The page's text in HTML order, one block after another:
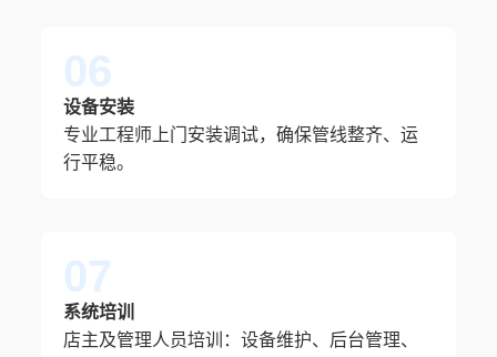
06
设备安装
专业工程师上门安装调试，确保管线整齐、运
行平稳。
07
系统培训
店主及管理人员培训：设备维护、后台管理、